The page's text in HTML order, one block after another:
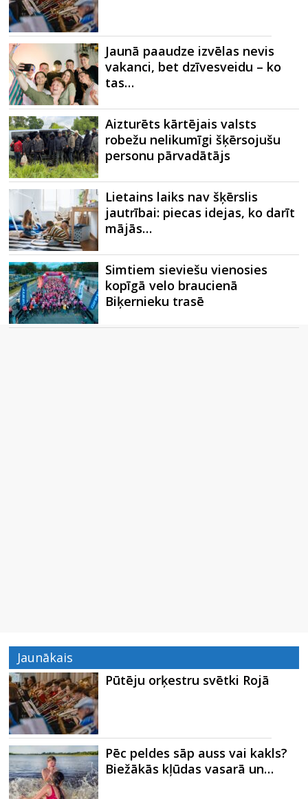
Jaunā paaudze izvēlas nevis
vakanci, bet dzīvesveidu – ko
tas…
Aizturēts kārtējais valsts
robežu nelikumīgi šķērsojušu
personu pārvadātājs
Lietains laiks nav šķērslis
jautrībai: piecas idejas, ko darīt
mājās…
Simtiem sieviešu vienosies
kopīgā velo braucienā
Biķernieku trasē
Jaunākais
Pūtēju orķestru svētki Rojā
Pēc peldes sāp auss vai kakls?
Biežākās kļūdas vasarā un…